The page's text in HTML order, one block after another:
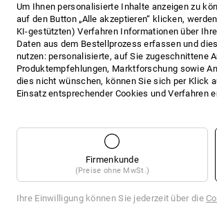
STAEDTLER Lumocolor permanent duo
Um Ihnen personalisierte Inhalte anzeigen zu
auf den Button „Alle akzeptieren“ klicken,
KI-gestützten) Verfahren Informationen über
Daten aus dem Bestellprozess erfassen und
nutzen: personalisierte, auf Sie zugeschnittene
Produktempfehlungen, Marktforschung sowie
dies nicht wünschen, können Sie sich per Klick
Einsatz entsprechender Cookies und Verfahren
Firmenkunde
(Preise ohne MwSt.)
Ihre Einwilligung können Sie jederzeit über die